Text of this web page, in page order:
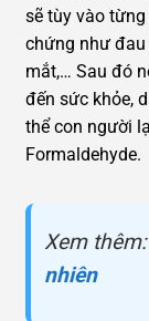
sẽ tùy vào
chứng như đau
mắt,… Sau đó
đến sức khỏe,
thể con người
Formaldehyde.
Xem thêm:
nhiên